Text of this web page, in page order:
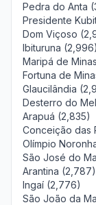
Pedra do Anta
Presidente
Dom Viçoso
Ibituruna (2,996)
Maripá de
Fortuna de
Glaucilândia
Desterro do
Arapuá (2,835)
Conceição das
Olímpio
São José do
Arantina (2,787)
Ingaí (2,776)
São João da